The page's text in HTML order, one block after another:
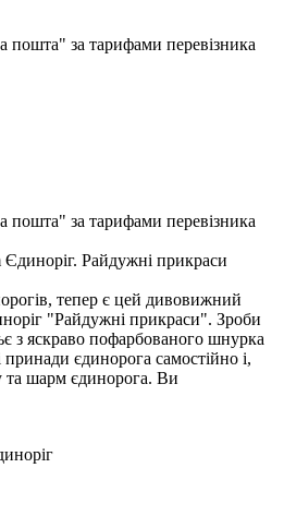
пошта" за тарифами перевізника
пошта" за тарифами перевізника
Єдиноріг. Райдужні прикраси
тепер є цей дивовижний
"Райдужні прикраси". Зроби
з яскраво пофарбованого шнурка
принади єдинорога самостійно і,
та шарм єдинорога. Ви